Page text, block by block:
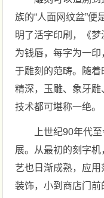
族的“人面网纹盆”便
明了活字印刷，《
为钱唇，每字为一印
于雕刻的范畴。随
精深，玉雕、象牙雕
技术都可堪称一绝。
上世纪90年代
展。从最初的刻字
艺也日渐成熟，应
装饰，小到商店门